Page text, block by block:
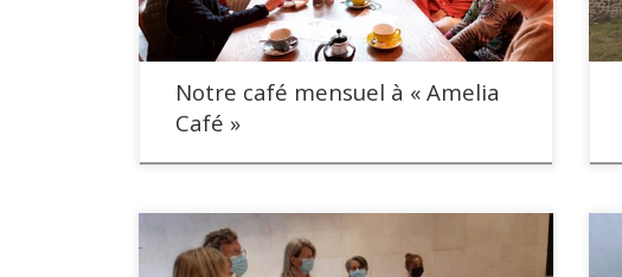
Notre café mensuel à « Amelia
Café »